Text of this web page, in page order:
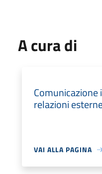
A cura di
relazioni
VAI ALLA PAGINA